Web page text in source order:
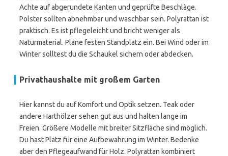
Achte auf abgerundete Kanten und geprüfte Beschläge.
Polster sollten abnehmbar und waschbar sein. Polyrattan ist
praktisch. Es ist pflegeleicht und bricht weniger als
Naturmaterial. Plane festen Standplatz ein. Bei Wind oder im
Winter solltest du die Schaukel sichern oder abdecken.
Privathaushalte mit großem Garten
Hier kannst du auf Komfort und Optik setzen. Teak oder
andere Harthölzer sehen gut aus und halten lange im
Freien. Größere Modelle mit breiter Sitzfläche sind möglich.
Du hast Platz für eine Aufbewahrung im Winter. Bedenke
aber den Pflegeaufwand für Holz. Polyrattan kombiniert